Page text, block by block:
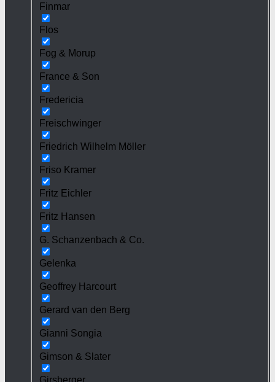
Finmar
Flos
Fog & Morup
France & Son
Fredericia
Freischwinger
Friedrich Wilhelm Möller
Friso Kramer
Fritz Eichler
Fritz Hansen
G. Schanzenbach & Co.
Gelenka
Geoffrey Harcourt
Gerard van den Berg
Gianni Songia
Gimson & Slater
Girsberger